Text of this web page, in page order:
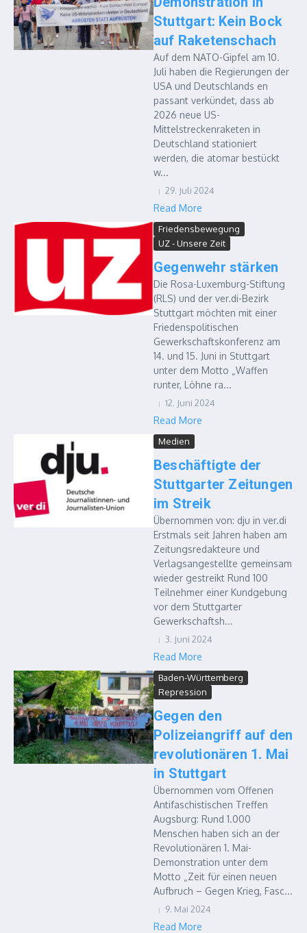
Stuttgart: Kein Bock
auf Raketenschach
Auf dem NATO-Gipfel am 10.
Juli haben die Regierungen der
USA und Deutschlands en
passant verkündet, dass ab
2026 neue US-
Mittelstreckenraketen in
Deutschland stationiert
werden, die atomar bestückt
w...
29. Juli 2024
Read More
Friedensbewegung
UZ - Unsere Zeit
Gegenwehr stärken
Die Rosa-Luxemburg-Stiftung
(RLS) und der ver.di-Bezirk
Stuttgart möchten mit einer
Friedenspolitischen
Gewerkschaftskonferenz am
14. und 15. Juni in Stuttgart
unter dem Motto „Waffen
runter, Löhne ra...
12. Juni 2024
Read More
Medien
Beschäftigte der
Stuttgarter Zeitungen
im Streik
Übernommen von: dju in ver.di
Erstmals seit Jahren haben am
Zeitungsredakteure und
Verlagsangestellte gemeinsam
wieder gestreikt Rund 100
Teilnehmer einer Kundgebung
vor dem Stuttgarter
Gewerkschaftsh...
3. Juni 2024
Read More
Baden-Württemberg
Repression
Gegen den
Polizeiangriff auf den
revolutionären 1. Mai
in Stuttgart
Übernommen vom Offenen
Antifaschistischen Treffen
Augsburg: Rund 1.000
Menschen haben sich an der
Revolutionären 1. Mai-
Demonstration unter dem
Motto „Zeit für einen neuen
Aufbruch – Gegen Krieg, Fasc...
9. Mai 2024
Read More